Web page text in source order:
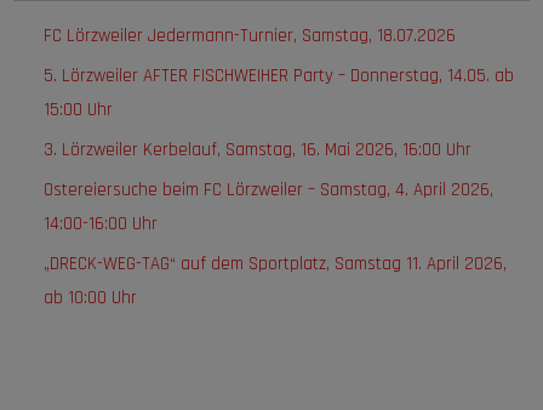
FC Lörzweiler Jedermann-Turnier, Samstag, 18.07.2026
5. Lörzweiler AFTER FISCHWEIHER Party – Donnerstag, 14.05. ab
15:00 Uhr
3. Lörzweiler Kerbelauf, Samstag, 16. Mai 2026, 16:00 Uhr
Ostereiersuche beim FC Lörzweiler – Samstag, 4. April 2026,
14:00-16:00 Uhr
„DRECK-WEG-TAG“ auf dem Sportplatz, Samstag 11. April 2026,
ab 10:00 Uhr